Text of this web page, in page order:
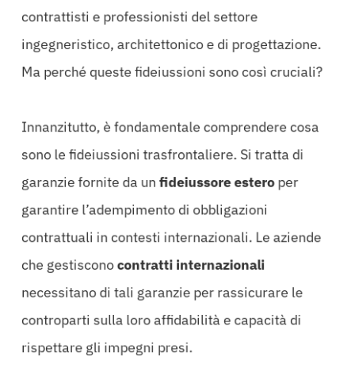
contrattisti e professionisti del settore
ingegneristico, architettonico e di progettazione.
Ma perché queste fideiussioni sono così cruciali?
Innanzitutto, è fondamentale comprendere cosa
sono le fideiussioni trasfrontaliere. Si tratta di
garanzie fornite da un fideiussore esteroper
garantire l’adempimento di obbligazioni
contrattuali in contesti internazionali. Le aziende
che gestisconocontratti internazionali
necessitano di tali garanzie per rassicurare le
controparti sulla loro affidabilità e capacità di
rispettare gli impegni presi.